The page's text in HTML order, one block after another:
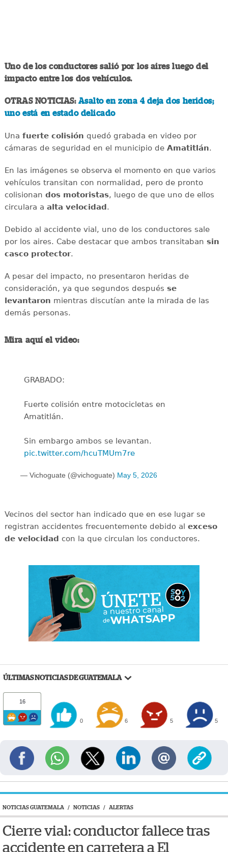
Uno de los conductores salió por los aires luego del
impacto entre los dos vehículos.
OTRAS NOTICIAS: Asalto en zona 4 deja dos heridos;
uno está en estado delicado
Una fuerte colisión quedó grabada en video por
cámaras de seguridad en el municipio de Amatitlán.
En las imágenes se observa el momento en que varios
vehículos transitan con normalidad, pero de pronto
colisionan dos motoristas, luego de que uno de ellos
circulara a alta velocidad.
Debido al accidente vial, uno de los conductores sale
por los aires. Cabe destacar que ambos transitaban sin
casco protector.
A pesar del impacto, no presentaron heridas de
consideración, ya que segundos después se
levantaron mientras discutían ante la mirada de las
demás personas.
Mira aquí el video:
GRABADO:
Fuerte colisión entre motocicletas en
Amatitlán.
Sin embargo ambos se levantan.
pic.twitter.com/hcuTMUm7re
— Vichoguate (@vichoguate) May 5, 2026
Vecinos del sector han indicado que en ese lugar se
registran accidentes frecuentemente debido al exceso
de velocidad con la que circulan los conductores.
ÚLTIMAS NOTICIAS DE GUATEMALA
16
0 6 5 5
NOTICIAS GUATEMALA / NOTICIAS / ALERTAS
Cierre vial: conductor fallece tras
accidente en carretera a El